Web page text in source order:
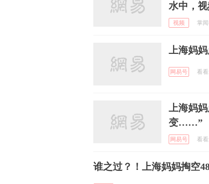
水中，
视频 掌
上海妈
网易号 看
上海妈
变……”
网易号 看
谁之过？！上海妈妈掏空